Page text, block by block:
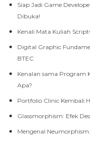
Siap Jadi Game
Dibuka!
Kenali Mata Kuliah
Digital Graphic
BTEC
Kenalan sama Program
Apa?
Portfolio Clinic Kembali
Glassmorphism: Efek
Mengenal